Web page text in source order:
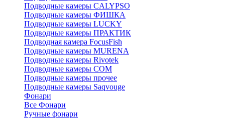
Подводные камеры CALYPSO
Подводные камеры ФИШКА
Подводные камеры LUCKY
Подводные камеры ПРАКТИК
Подводная камера FocusFish
Подводные камеры MURENA
Подводные камеры Rivotek
Подводные камеры СОМ
Подводные камеры прочее
Подводные камеры Saqvouge
Фонари
Все Фонари
Ручные фонари